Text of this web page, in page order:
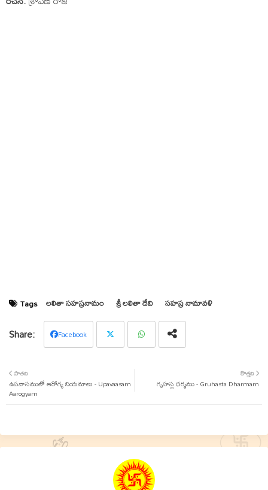
Tags లలితా సహస్రనామం శ్రీ లలితా దేవి సహస్ర నామావళి
Facebook
ter
కొత్తది
గృహస్థ ధర్మము - Gruhasta Dharmam
పాతది
ఉపవాసములో ఆరోగ్య నియమాలు - Upavaasam
Aarogyam